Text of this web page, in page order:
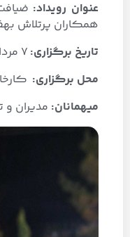
عنوان رویداد:
همکاران پرتلاش
تاریخ برگزاری:
محل برگزاری:
میهمانان: مدیران و